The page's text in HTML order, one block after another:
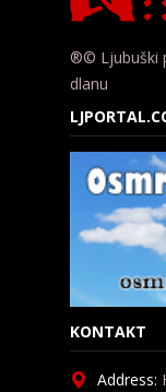
®© Ljubuški
dlanu
KONTAKT
Address: